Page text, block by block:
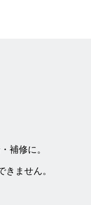
補修に。
ません。